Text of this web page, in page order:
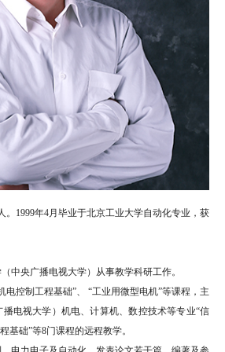
。1999年4月毕业于北京工业大学自动化专业，获
中央广播电视大学）从事教学科研工作。
电控制工程基础”、 “工业用微型电机”等课程，主
电视大学）机电、计算机、数控技术等专业“信
基础”等8门课程的远程教学。